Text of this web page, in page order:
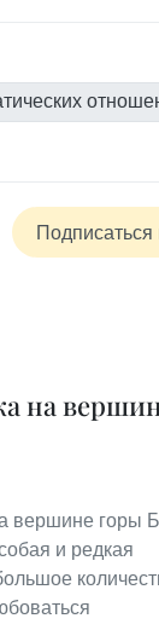
на
вершине горы
и редкая